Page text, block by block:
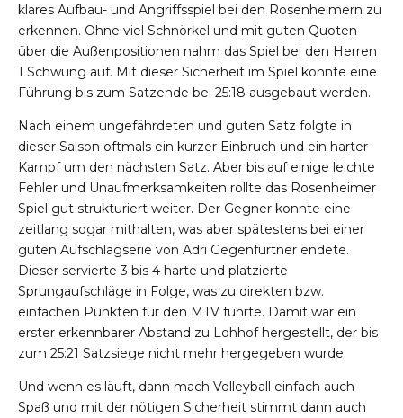
klares Aufbau- und Angriffsspiel bei den Rosenheimern zu
erkennen. Ohne viel Schnörkel und mit guten Quoten
über die Außenpositionen nahm das Spiel bei den Herren
1 Schwung auf. Mit dieser Sicherheit im Spiel konnte eine
Führung bis zum Satzende bei 25:18 ausgebaut werden.
Nach einem ungefährdeten und guten Satz folgte in
dieser Saison oftmals ein kurzer Einbruch und ein harter
Kampf um den nächsten Satz. Aber bis auf einige leichte
Fehler und Unaufmerksamkeiten rollte das Rosenheimer
Spiel gut strukturiert weiter. Der Gegner konnte eine
zeitlang sogar mithalten, was aber spätestens bei einer
guten Aufschlagserie von Adri Gegenfurtner endete.
Dieser servierte 3 bis 4 harte und platzierte
Sprungaufschläge in Folge, was zu direkten bzw.
einfachen Punkten für den MTV führte. Damit war ein
erster erkennbarer Abstand zu Lohhof hergestellt, der bis
zum 25:21 Satzsiege nicht mehr hergegeben wurde.
Und wenn es läuft, dann mach Volleyball einfach auch
Spaß und mit der nötigen Sicherheit stimmt dann auch